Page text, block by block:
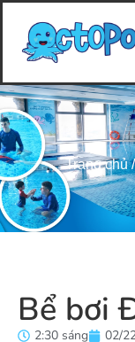
Trang chủ
Bể bơi
2:30 sáng 02/